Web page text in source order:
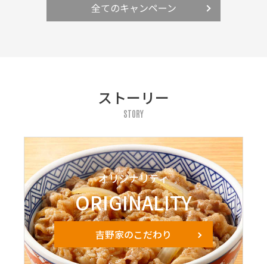
全てのキャンペーン
ストーリー
STORY
オリジナリティ
ORIGINALITY
吉野家のこだわり